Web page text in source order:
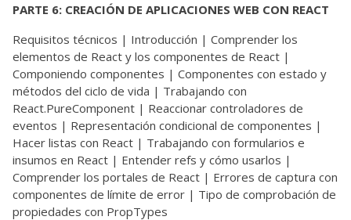
PARTE 6: CREACIÓN DE APLICACIONES WEB CON REACT
Requisitos técnicos | Introducción | Comprender los
elementos de React y los componentes de React |
Componiendo componentes | Componentes con estado y
métodos del ciclo de vida | Trabajando con
React.PureComponent | Reaccionar controladores de
eventos | Representación condicional de componentes |
Hacer listas con React | Trabajando con formularios e
insumos en React | Entender refs y cómo usarlos |
Comprender los portales de React | Errores de captura con
componentes de límite de error | Tipo de comprobación de
propiedades con PropTypes